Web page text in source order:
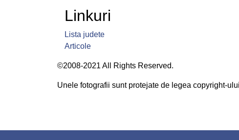
Linkuri
Lista judete
Articole
©2008-2021 All Rights Reserved.
Unele fotografii sunt protejate de legea copyright-